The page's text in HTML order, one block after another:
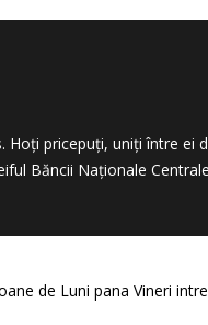
pricepuți, uniți între
Băncii Naționale
de Luni pana Vineri